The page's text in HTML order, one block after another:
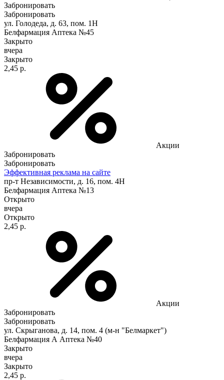
Забронировать
Забронировать
ул. Голодеда, д. 63, пом. 1Н
Белфармация Аптека №45
Закрыто
вчера
Закрыто
2,45 р.
Акции
Забронировать
Забронировать
Эффективная реклама на сайте
пр-т Независимости, д. 16, пом. 4Н
Белфармация Аптека №13
Открыто
вчера
Открыто
2,45 р.
Акции
Забронировать
Забронировать
ул. Скрыганова, д. 14, пом. 4 (м-н "Белмаркет")
Белфармация А Аптека №40
Закрыто
вчера
Закрыто
2,45 р.